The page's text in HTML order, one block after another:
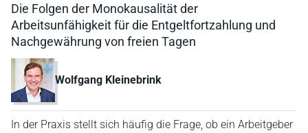
Die Folgen der Monokausalität der
Arbeitsunfähigkeit für die Entgeltfortzahlung und
Nachgewährung von freien Tagen
Wolfgang Kleinebrink
In der Praxis stellt sich häufig die Frage, ob ein Arbeitgeber